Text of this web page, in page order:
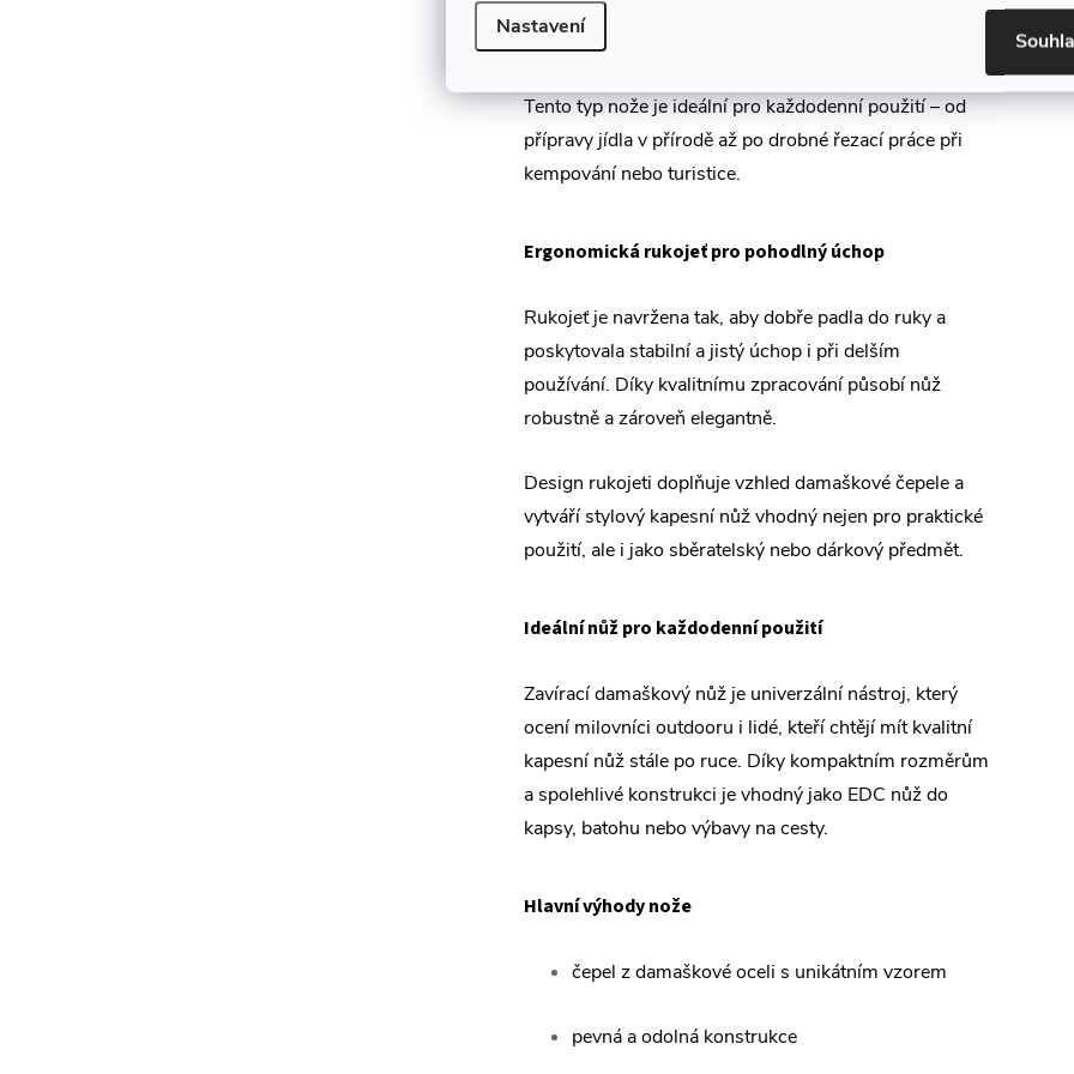
Nastavení
připravený k práci, zatímco v zavřeném stavu je
kompaktní a snadno přenosný.
Tento typ nože je ideální pro každodenní použití – od
přípravy jídla v přírodě až po drobné řezací práce při
kempování nebo turistice.
Ergonomická rukojeť pro pohodlný úchop
Rukojeť je navržena tak, aby dobře padla do ruky a
poskytovala stabilní a jistý úchop i při delším
používání. Díky kvalitnímu zpracování působí nůž
robustně a zároveň elegantně.
Design rukojeti doplňuje vzhled damaškové čepele a
vytváří stylový kapesní nůž vhodný nejen pro praktické
použití, ale i jako sběratelský nebo dárkový předmět.
Ideální nůž pro každodenní použití
Zavírací damaškový nůž je univerzální nástroj, který
ocení milovníci outdooru i lidé, kteří chtějí mít kvalitní
kapesní nůž stále po ruce. Díky kompaktním rozměrům
a spolehlivé konstrukci je vhodný jako EDC nůž do
kapsy, batohu nebo výbavy na cesty.
Hlavní výhody nože
čepel z damaškové oceli s unikátním vzorem
pevná a odolná konstrukce